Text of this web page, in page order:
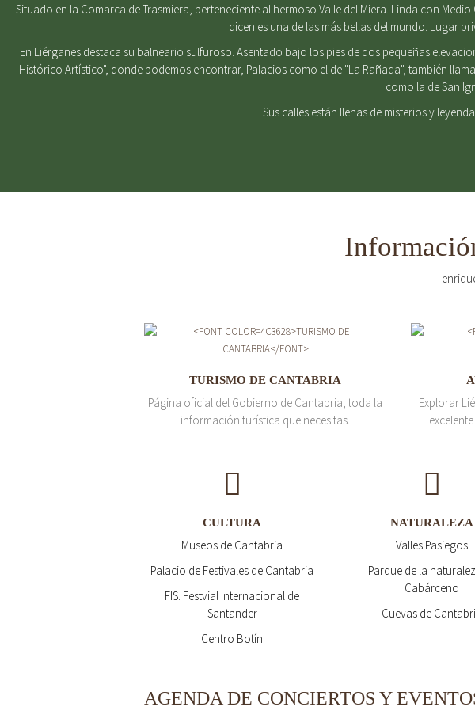
Situado en la Comarca de Trasmiera, perteneciente al hermoso Valle del Miera. Linda con
dicen es una de las más bellas del mundo. Lugar
En Liérganes destaca su balneario sulfuroso. Asentado bajo los pies de dos pequeñas
Histórico Artístico", donde podemos encontrar, Palacios como el de "La Rañada", también
como la de San
Sus calles están llenas de misterios y
TURISMO DE CANTABRIA
Página oficial del Gobierno de Cantabria, toda la
información turística que necesitas.
Explorar
CULTURA
Museos de Cantabria
Palacio de Festivales de Cantabria
FIS. Festvial Internacional de
Santander
Centro Botín
NATURALEZA
Valles Pasiegos
Parque de la
Cabárceno
Cuevas de
AGENDA DE CONCIERTOS Y